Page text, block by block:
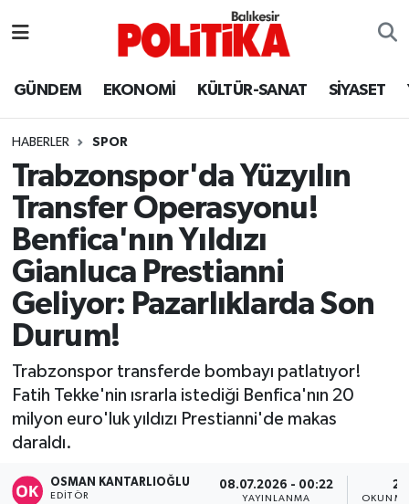
GÜNDEM EKONOMİ KÜLTÜR-SANAT SİYASET
HABERLER SPOR
Trabzonspor'da Yüzyılın
Transfer Operasyonu!
Benfica'nın Yıldızı
Gianluca Prestianni
Geliyor: Pazarlıklarda Son
Durum!
Trabzonspor transferde bombayı patlatıyor!
Fatih Tekke'nin ısrarla istediği Benfica'nın 20
milyon euro'luk yıldızı Prestianni'de makas
daraldı.
OSMAN KANTARLIOĞLU
EDITÖR
08.07.2026 - 00:22
YAYINLANMA
2
Ayvalık
Balya
Bandırma
Bigadiç
BİYOGRAFİLER
Burhaniye
ÇEVRE
DÜNYA
Dursunbey
Balıkesir Hava Durumu
Balıkesir Namaz Vakitleri
Balıkesir Trafik Yoğunluk Haritası
Süper Lig Puan Durumu ve Fikstür
Tüm Manşetler
Son Dakika Haberleri
Haber Arşivi